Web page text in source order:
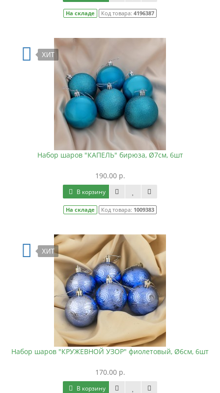
На складе Код товара: 4196387
ХИТ
Набор шаров "КАПЕЛЬ" бирюза, Ø7см, 6шт
190.00 р.
В корзину
На складе Код товара: 1009383
ХИТ
Набор шаров "КРУЖЕВНОЙ УЗОР" фиолетовый, Ø6см, 6шт
170.00 р.
В корзину